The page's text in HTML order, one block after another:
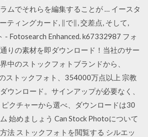
ムでそれらを編集することが … イースタ
ティングカード, ∥で∥, 交差点, そして,
- Fotosearch Enhanced. k67332987 フォ
りの素材を即ダウンロード！当社のサー
中のストックフォトブランドから、
ストックフォト、354000万点以上 宗教
ウンロード。サインアップが必要なく、
クチャーから選べ、ダウンロードは30
始めましょう Can Stock Photoについて
法 ストックフォトを閲覧する シルエッ